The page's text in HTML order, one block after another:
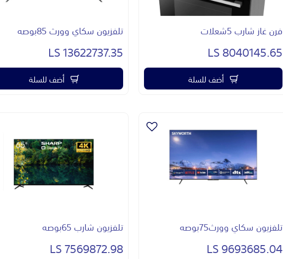
فرن غاز شارب 5شعلات
8040145.65 LS
أضف للسلة
تلفزيون سكاي وورث 85بوصه
13622737.35 LS
أضف للسلة
تلفزيون سكاي وورث75بوصه
9693685.04 LS
تلفزيون شارب 65بوصه
7569872.98 LS